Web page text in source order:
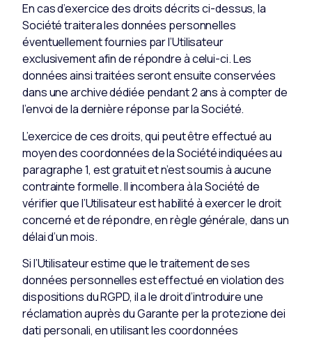
En cas d’exercice des droits décrits ci-dessus, la
Société traitera les données personnelles
éventuellement fournies par l’Utilisateur
exclusivement afin de répondre à celui-ci. Les
données ainsi traitées seront ensuite conservées
dans une archive dédiée pendant 2 ans à compter de
l’envoi de la dernière réponse par la Société.
L’exercice de ces droits, qui peut être effectué au
moyen des coordonnées de la Société indiquées au
paragraphe 1, est gratuit et n’est soumis à aucune
contrainte formelle. Il incombera à la Société de
vérifier que l’Utilisateur est habilité à exercer le droit
concerné et de répondre, en règle générale, dans un
délai d’un mois.
Si l’Utilisateur estime que le traitement de ses
données personnelles est effectué en violation des
dispositions du RGPD, il a le droit d’introduire une
réclamation auprès du Garante per la protezione dei
dati personali, en utilisant les coordonnées